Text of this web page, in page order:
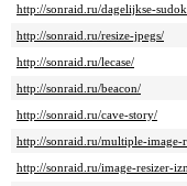
http://sonraid.ru/dagelijkse-
http://sonraid.ru/resize-jpegs/
http://sonraid.ru/lecase/
http://sonraid.ru/beacon/
http://sonraid.ru/cave-story/
http://sonraid.ru/multiple-image-
http://sonraid.ru/image-resizer-